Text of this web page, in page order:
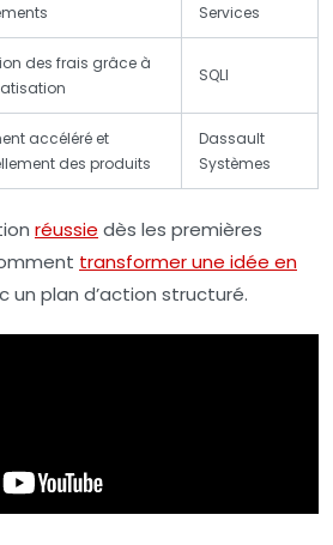
Services
des frais grâce à
SQLI
accéléré et
des produits
Dassault
Systèmes
réussie dès les premières
transformer une idée en
un plan d’action structuré.